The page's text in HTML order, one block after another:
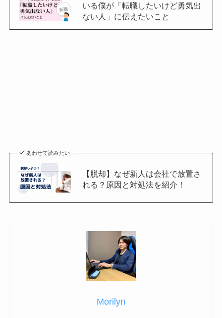
いる僕が「転職したいけど勇気出
ない人」に伝えたいこと
あわせて読みたい
【脱却】なぜ新人は会社で放置さ
れる？原因と対処法を紹介！
Morilyn